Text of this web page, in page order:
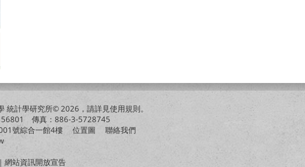
統計學研究所© 2026，請詳見使用規則。
56801 傳真：886-3-5728745
號綜合一館4樓 位置圖
聯絡我們
｜ 網站資訊開放宣告